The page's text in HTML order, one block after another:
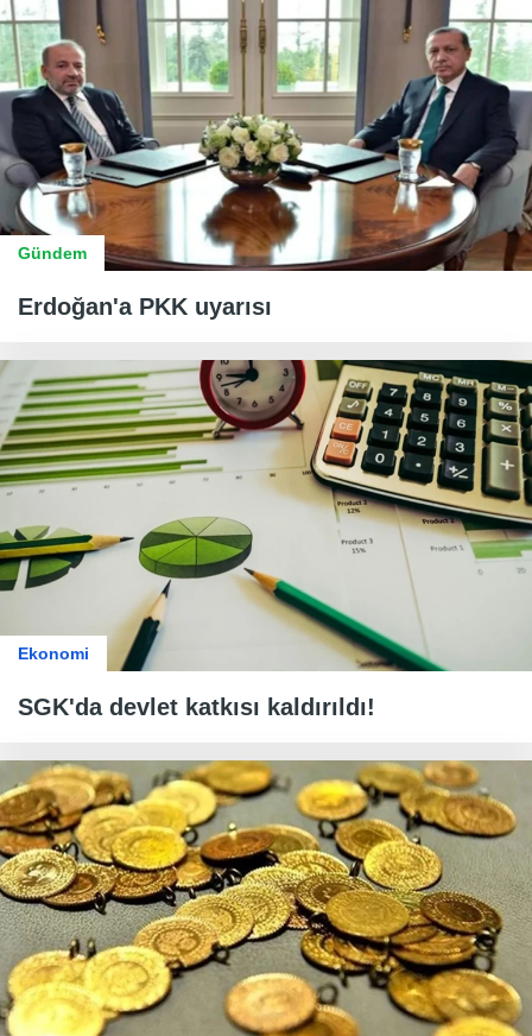
Gündem
Erdoğan'a PKK uyarısı
Ekonomi
SGK'da devlet katkısı kaldırıldı!